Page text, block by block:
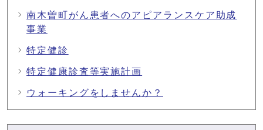
南木曽町がん患者へのアピアランスケア助成
事業
特定健診
特定健康診査等実施計画
ウォーキングをしませんか？